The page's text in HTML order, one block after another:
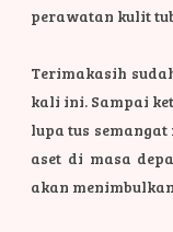
perawatan kulit
Terimakasih
kali ini. Sampai
lupa tus
aset di masa
akan